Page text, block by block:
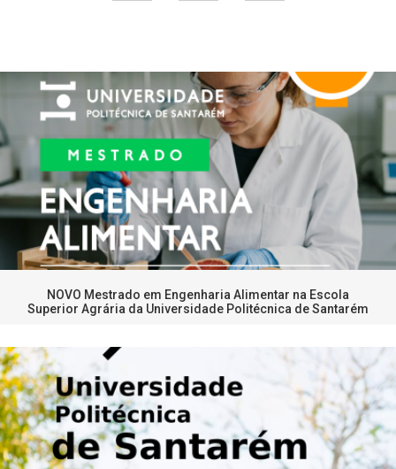
NOVO Mestrado em Engenharia Alimentar na Escola
Superior Agrária da Universidade Politécnica de Santarém